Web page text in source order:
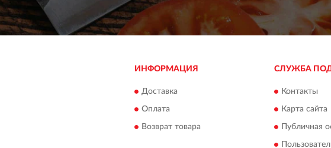
ИНФОРМАЦИЯ
Доставка
Оплата
Возврат товара
СЛУЖБА
Контакты
Карта сайта
Публичная